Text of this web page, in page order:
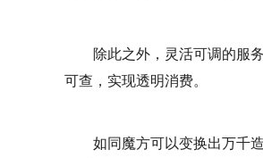
除此之外，灵活可调的服
可查，实现透明消费。
如同魔方可以变换出万千